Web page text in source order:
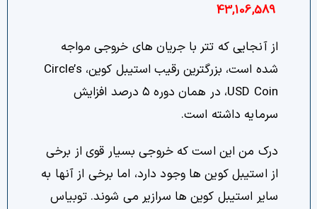
43,106,589
از آنجایی که تتر با جریان های خروجی مواجه
شده است، بزرگترین رقیب استیبل کوین، Circle’s
USD Coin، در همان دوره ۵ درصد افزایش
سرمایه داشته است.
درک من این است که خروجی بسیار قوی از برخی
از استیبل کوین ها وجود دارد، اما برخی از آنها به
سایر استیبل کوین ها سرازیر می شوند. توبیاس